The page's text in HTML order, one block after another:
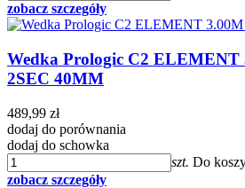
zobacz szczegóły
Wedka Prologic C2 ELEMENT
2SEC 40MM
489,99 zł
dodaj do porównania
dodaj do schowka
szt. Do
zobacz szczegóły